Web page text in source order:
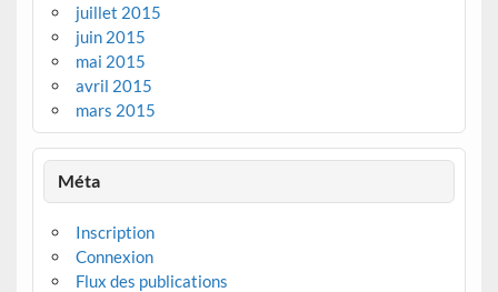
juillet 2015
juin 2015
mai 2015
avril 2015
mars 2015
Méta
Inscription
Connexion
Flux des publications